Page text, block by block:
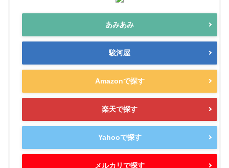
あみあみ
駿河屋
Amazonで探す
楽天で探す
Yahooで探す
メルカリで探す